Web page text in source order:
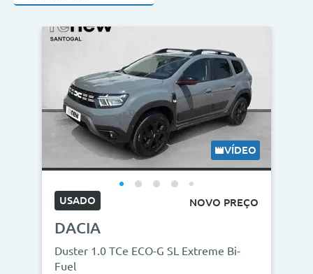
Km 0, Low Cost, Usado
Carroçaria
Modelos
Combustíveis
Nº de lugares
Outros critérios
VÍDEO
USADO NOVO PREÇO
DACIA
Duster 1.0 TCe ECO-G SL Extreme Bi-
Fuel